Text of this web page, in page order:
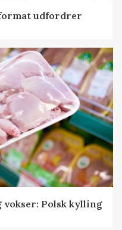
udfordrer
vokser: Polsk kylling